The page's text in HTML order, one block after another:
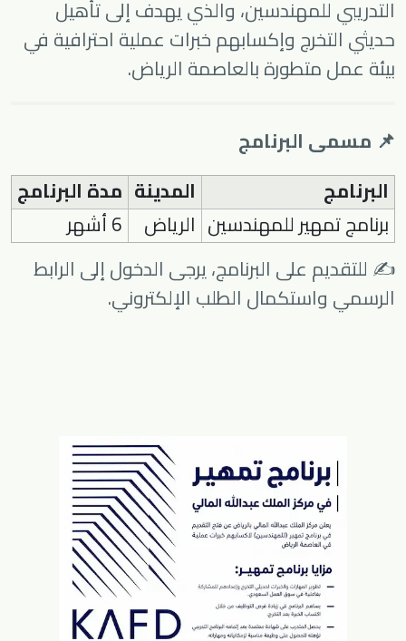
التدريبي للمهندسين، والذي يهدف إلى تأهيل
حديثي التخرج وإكسابهم خبرات عملية احترافية في
بيئة عمل متطورة بالعاصمة الرياض.
📌 مسمى البرنامج
البرنامج
المدينة مدة البرنامج
برنامج تمهير للمهندسين الرياض
6 أشهر
✍️ للتقديم على البرنامج، يرجى الدخول إلى الرابط
الرسمي واستكمال الطلب الإلكتروني.